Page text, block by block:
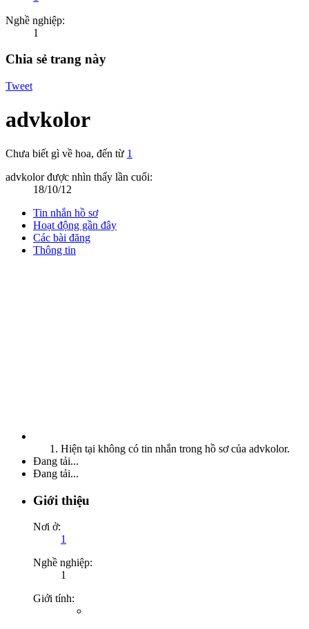
Nghề nghiệp:
1
Chia sẻ trang này
Tweet
advkolor
Chưa biết gì về hoa, đến từ 1
advkolor được nhìn thấy lần cuối:
18/10/12
Tin nhắn hồ sơ
Hoạt động gần đây
Các bài đăng
Thông tin
Hiện tại không có tin nhắn trong hồ sơ của advkolor.
Đang tải...
Đang tải...
Giới thiệu
Nơi ở:
1
Nghề nghiệp:
1
Giới tính: